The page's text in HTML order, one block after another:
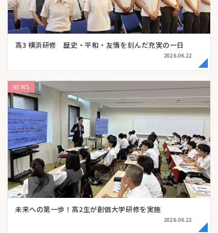
高3 横浜研修 歴史・平和・友情を刻んだ充実の一日
2026.06.22
未来への第一歩！高2生が創価大学研修を実施
2026.06.22
NEWS